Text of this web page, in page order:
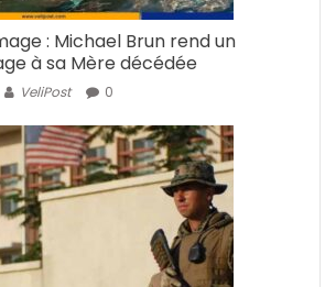
: Michael Brun rend un
à sa Mère décédée
VeliPost 0